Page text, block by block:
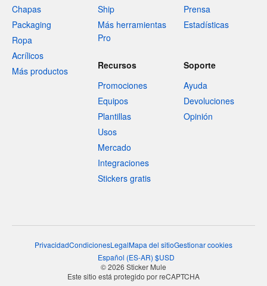
Chapas
Packaging
Ropa
Acrílicos
Más productos
Ship
Más herramientas
Pro
Prensa
Estadísticas
Recursos
Promociones
Equipos
Plantillas
Usos
Mercado
Integraciones
Stickers gratis
Soporte
Ayuda
Devoluciones
Opinión
PrivacidadCondicionesLegalMapa del sitioGestionar cookies
Español (ES-AR) $USD
© 2026 Sticker Mule
Este sitio está protegido por reCAPTCHA